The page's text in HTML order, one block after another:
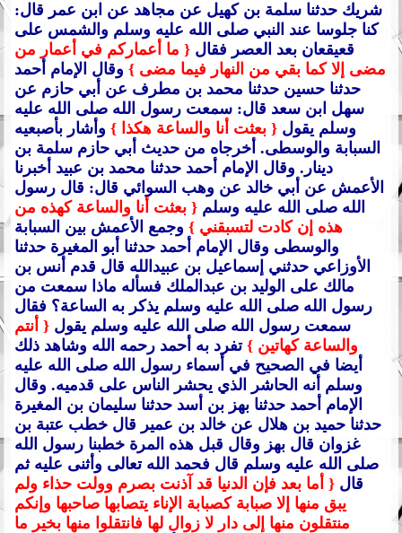
شريك حدثنا سلمة بن كهيل عن مجاهد عن ابن عمر قال:
كنا جلوسا عند النبي صلى الله عليه وسلم والشمس على
قعيقعان بعد العصر فقال { ما أعماركم في أعمار من
مضى إلا كما بقي من النهار فيما مضى } وقال الإمام أحمد
حدثنا حسين حدثنا محمد بن مطرف عن أبي حازم عن
سهل ابن سعد قال: سمعت رسول الله صلى الله عليه
وسلم يقول { بعثت أنا والساعة هكذا } وأشار بأصبعيه
السبابة والوسطى. أخرجاه من حديث أبي حازم سلمة بن
دينار. وقال الإمام أحمد حدثنا محمد بن عبيد أخبرنا
الأعمش عن أبي خالد عن وهب السوائي قال: قال رسول
الله صلى الله عليه وسلم { بعثت أنا والساعة كهذه من
هذه إن كادت لتسبقني } وجمع الأعمش بين السبابة
والوسطى وقال الإمام أحمد حدثنا أبو المغيرة حدثنا
الأوزاعي حدثني إسماعيل بن عبيدالله قال قدم أنس بن
مالك على الوليد بن عبدالملك فسأله ماذا سمعت من
رسول الله صلى الله عليه وسلم يذكر به الساعة؟ فقال
سمعت رسول الله صلى الله عليه وسلم يقول { أنتم
والساعة كهاتين } تفرد به أحمد رحمه الله وشاهد ذلك
أيضا في الصحيح في أسماء رسول الله صلى الله عليه
وسلم أنه الحاشر الذي يحشر الناس على قدميه. وقال
الإمام أحمد حدثنا بهز بن أسد حدثنا سليمان بن المغيرة
حدثنا حميد بن هلال عن خالد بن عمير قال خطب عتبة بن
غزوان قال بهز وقال قبل هذه المرة خطبنا رسول الله
صلى الله عليه وسلم قال فحمد الله تعالى وأثنى عليه ثم
قال { أما بعد فإن الدنيا قد آذنت بصرم وولت حذاء ولم
يبق منها إلا صبابة كصبابة الإناء يتصابها صاحبها وإنكم
منتقلون منها إلى دار لا زوال لها فانتقلوا منها بخير ما